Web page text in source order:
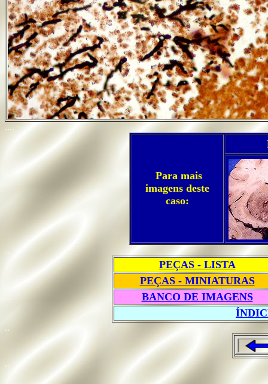
....
Para mais
imagens deste
caso:
..
PEÇAS - LISTA
PEÇAS - MINIATURAS
BANCO DE IMAGENS
..
..